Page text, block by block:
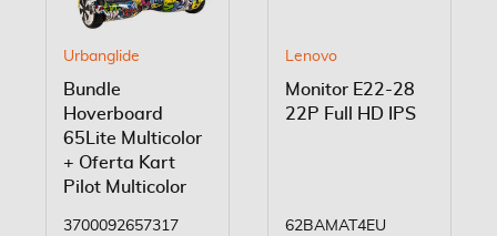
Urbanglide
Bundle
Hoverboard
65Lite Multicolor
+ Oferta Kart
Pilot Multicolor
3700092657317
Lenovo
Monitor E22-28
22P Full HD IPS
62BAMAT4EU